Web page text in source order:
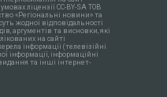
ліцензії CC-BY-SA ТОВ
«Регіональні новини» та
жодної відповідальності
аргументів та висновки, які
на сайті
інформації (телевізійні
інформації, інформаційні
та інші інтернет-